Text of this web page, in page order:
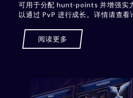
可用于分配 hunt-points 并增强实
以通过 PvP 进行成长。详情请查看
阅读更多